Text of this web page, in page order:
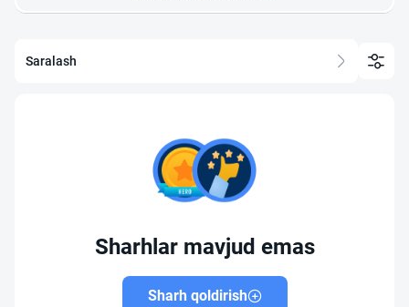
Saralash
Sharhlar mavjud emas
Sharh qoldirish